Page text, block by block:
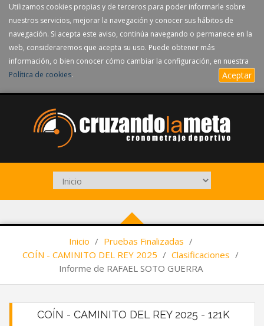
Utilizamos cookies propias y de terceros para poder informarle sobre
nuestros servicios, mejorar la navegación y conocer sus hábitos de
navegación. Si acepta este aviso, continúa navegando o permanece en la
web, consideraremos que acepta su uso. Puede obtener más
información, o bien conocer cómo cambiar la configuración, en nuestra
Política de cookies. Aceptar
Inicio / Pruebas Finalizadas /
COÍN - CAMINITO DEL REY 2025 / Clasificaciones /
Informe de RAFAEL SOTO GUERRA
COÍN - CAMINITO DEL REY 2025 - 121K